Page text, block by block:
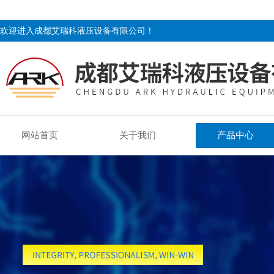
欢迎进入成都艾瑞科液压设备有限公司！
网站首页 关于我们 产品中心